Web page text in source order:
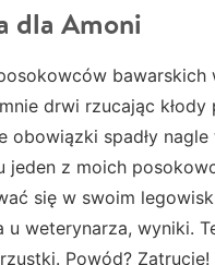
dla Amoni
drwi rzucając kłody
obowiązki spadły
z moich
się w swoim
u weterynarza, wyniki.
Powód?